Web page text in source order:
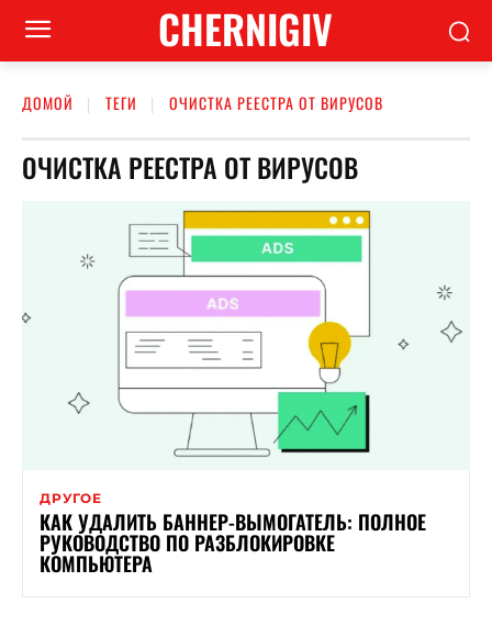
CHERNIGIV
ДОМОЙ ТЕГИ ОЧИСТКА РЕЕСТРА ОТ ВИРУСОВ
ОЧИСТКА РЕЕСТРА ОТ ВИРУСОВ
ДРУГОЕ
КАК УДАЛИТЬ БАННЕР-ВЫМОГАТЕЛЬ: ПОЛНОЕ
РУКОВОДСТВО ПО РАЗБЛОКИРОВКЕ
КОМПЬЮТЕРА